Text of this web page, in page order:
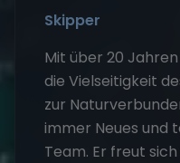
Skipper
Mit über 20
die Vielseitigkeit
zur
immer Neues und
Team. Er freut